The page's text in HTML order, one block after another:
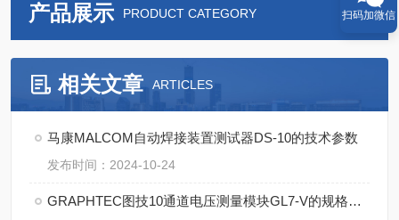
产品展示 PRODUCT CATEGORY
相关文章 ARTICLES
马康MALCOM自动焊接装置测试器DS-10的技术参数
发布时间：2024-10-24
GRAPHTEC图技10通道电压测量模块GL7-V的规格参数
扫码加微信